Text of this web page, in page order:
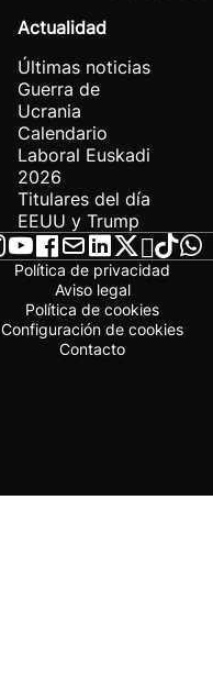
Actualidad
Últimas noticias
Guerra de
Ucrania
Calendario
Laboral Euskadi
2026
Titulares del día
EEUU y Trump
Política de privacidad
Aviso legal
Política de cookies
Configuración de cookies
Contacto